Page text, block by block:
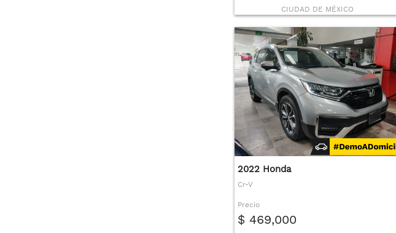
CIUDAD DE MÉXICO
2022 Honda
Cr-V
Precio
$ 469,000